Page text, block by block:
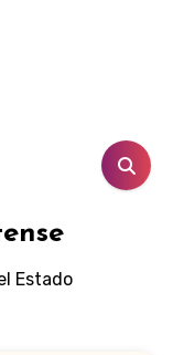
Estado